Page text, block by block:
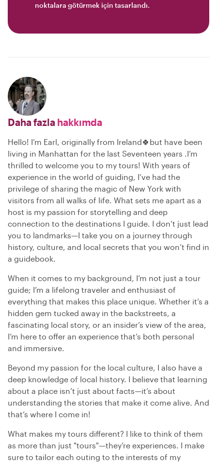
noktalara götürmek için tasarlandı.
Daha fazla hakkımda
Hello! I’m Earl, originally from Ireland🍀but have been
living in Manhattan for the last Seventeen years .I’m
thrilled to welcome you to my tours! With years of
experience in the world of guiding, I’ve had the
privilege of sharing the magic of New York with
visitors from all walks of life. What sets me apart as a
host is my passion for storytelling and deep
connection to the destinations I guide. I don’t just lead
you to landmarks—I take you on a journey through
history, culture, and local secrets that you won’t find in
a guidebook.
When it comes to my background, I’m not just a tour
guide; I’m a lifelong traveler and enthusiast of
everything that makes this place unique. Whether it’s a
hidden gem tucked away in the backstreets, a
fascinating local story, or an insider’s view of the area,
I’m here to offer an experience that’s both personal
and immersive.
Beyond my passion for the local culture, I also have a
deep knowledge of local history. I believe that learning
about a place isn’t just about facts—it’s about
understanding the stories that make it come alive. And
that’s where I come in!
What makes my tours different? I like to think of them
as more than just "tours"—they’re experiences. I make
sure to tailor each outing to the interests of my